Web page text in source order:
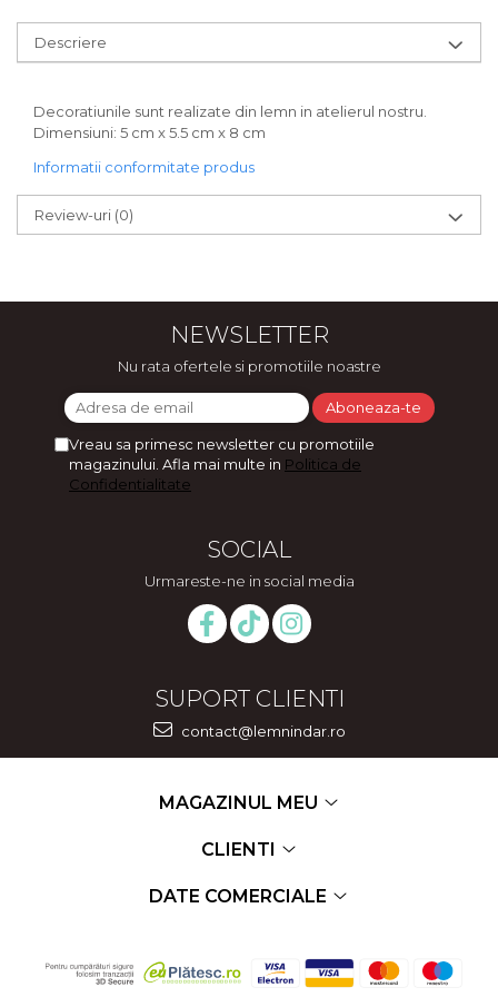
CERCEI ZAMAC
Descriere
Decoratiunile sunt realizate din lemn in atelierul nostru.
Dimensiuni: 5 cm x 5.5 cm x 8 cm
Informatii conformitate produs
Review-uri (0)
NEWSLETTER
Nu rata ofertele si promotiile noastre
Vreau sa primesc newsletter cu promotiile
magazinului. Afla mai multe in Politica de
Confidentialitate
SOCIAL
Urmareste-ne in social media
SUPORT CLIENTI
contact@lemnindar.ro
MAGAZINUL MEU
CLIENTI
DATE COMERCIALE